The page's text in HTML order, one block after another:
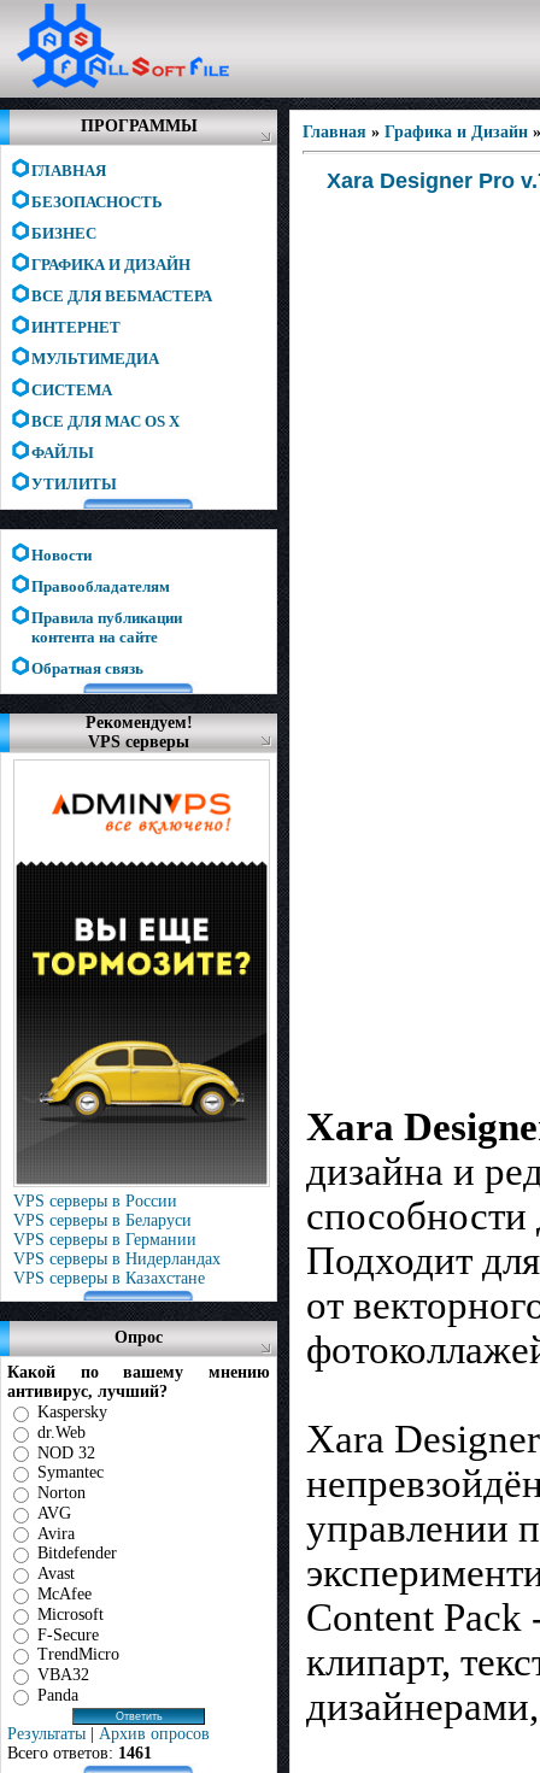
ПРОГРАММЫ
ГЛАВНАЯ
БЕЗОПАСНОСТЬ
БИЗНЕС
ГРАФИКА И ДИЗАЙН
ВСЕ ДЛЯ ВЕБМАСТЕРА
ИНТЕРНЕТ
МУЛЬТИМЕДИА
СИСТЕМА
ВСЕ ДЛЯ MAC OS X
ФАЙЛЫ
УТИЛИТЫ
Новости
Правообладателям
Правила публикации
контента на сайте
Обратная связь
Рекомендуем!
VPS серверы
VPS серверы в России
VPS серверы в Беларуси
VPS серверы в Германии
VPS серверы в Нидерландах
VPS серверы в Казахстане
Опрос
Какой по вашему мнению
антивирус, лучший?
Kaspersky
dr.Web
NOD 32
Symantec
Norton
AVG
Avira
Bitdefender
Avast
McAfee
Microsoft
F-Secure
TrendMicro
VBA32
Panda
Результаты | Архив опросов
Всего ответов: 1461
Главная » Графика и Дизайн
Xara Designer Pro
Xara
дизайна и
Подходит
от
Xara
управлении
Content Pack
клипарт,